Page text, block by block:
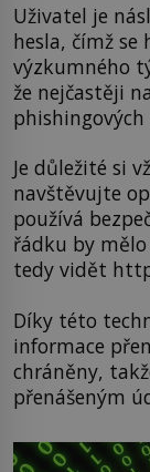
Uživatel je
hesla, čímž se
výzkumného
že nejčastěji
Je důležité si
navštěvujte
používá
řádku by
tedy vidět
Díky této
informace
chráněny,
přenášeným